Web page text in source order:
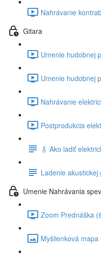
Nahrávanie
Gitara
Umenie hudobnej
Umenie hudobnej
Nahrávanie
Postprodukcia
🎸 Ako ladiť
Ladenie
Umenie Nahrávania
Zoom Prednáška
Myšlienková mapa